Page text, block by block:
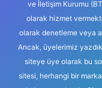
ve İletişim Kurumu
olarak hizmet
olarak denetleme veya
Ancak, üyelerimiz
siteye üye olarak bu
sitesi, herhangi bir